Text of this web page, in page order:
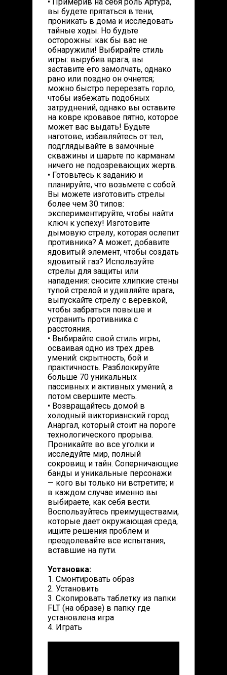
вы будете прятаться в тени,
проникать в дома и исследовать
тайные ходы. Но будьте
осторожны: как бы вас не
обнаружили! Выбирайте стиль
игры: вырубив врага, вы
заставите его замолчать, однако
рано или поздно он очнется;
можно быстро перерезать горло,
чтобы избежать подобных
затруднений, однако вы оставите
на ковре кровавое пятно, которое
может вас выдать! Будьте
наготове, избавляйтесь от тел,
подглядывайте в замочные
скважины и шарьте по карманам
ничего не подозревающих жертв.
• Готовьтесь к заданию и
планируйте, что возьмете с собой.
Вы можете изготовить стрелы
более чем 30 типов:
экспериментируйте, чтобы найти
ключ к успеху! Изготовите
дымовую стрелу, которая ослепит
противника? А может, добавите
ядовитый элемент, чтобы создать
ядовитый газ? Используйте
стрелы для защиты или
нападения: сносите хлипкие стены
тупой стрелой и удивляйте врага,
выпускайте стрелу с веревкой,
чтобы забраться повыше и
устранить противника с
расстояния.
• Выбирайте свой стиль игры,
осваивая одно из трех древ
умений: скрытность, бой и
практичность. Разблокируйте
больше 70 уникальных
пассивных и активных умений, а
потом свершите месть.
• Возвращайтесь домой в
холодный викторианский город
Анаргал, который стоит на пороге
технологического прорыва.
Проникайте во все уголки и
исследуйте мир, полный
сокровищ и тайн. Соперничающие
банды и уникальные персонажи
— кого вы только ни встретите; и
в каждом случае именно вы
выбираете, как себя вести.
Воспользуйтесь преимуществами,
которые дает окружающая среда,
ищите решения проблем и
преодолевайте все испытания,
вставшие на пути.
Установка:
1. Смонтировать образ
2. Установить
3. Скопировать таблетку из папки
FLT (на образе) в папку где
установлена игра
4. Играть